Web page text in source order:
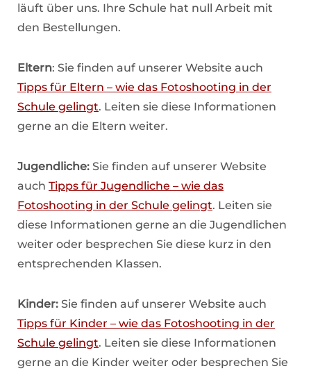
läuft über uns. Ihre Schule hat null Arbeit mit
den Bestellungen.
Eltern: Sie finden auf unserer Website auch
Tipps für Eltern – wie das Fotoshooting in der
Schule gelingt. Leiten sie diese Informationen
gerne an die Eltern weiter.
Jugendliche: Sie finden auf unserer Website
auch Tipps für Jugendliche – wie das
Fotoshooting in der Schule gelingt. Leiten sie
diese Informationen gerne an die Jugendlichen
weiter oder besprechen Sie diese kurz in den
entsprechenden Klassen.
Kinder: Sie finden auf unserer Website auch
Tipps für Kinder – wie das Fotoshooting in der
Schule gelingt. Leiten sie diese Informationen
gerne an die Kinder weiter oder besprechen Sie